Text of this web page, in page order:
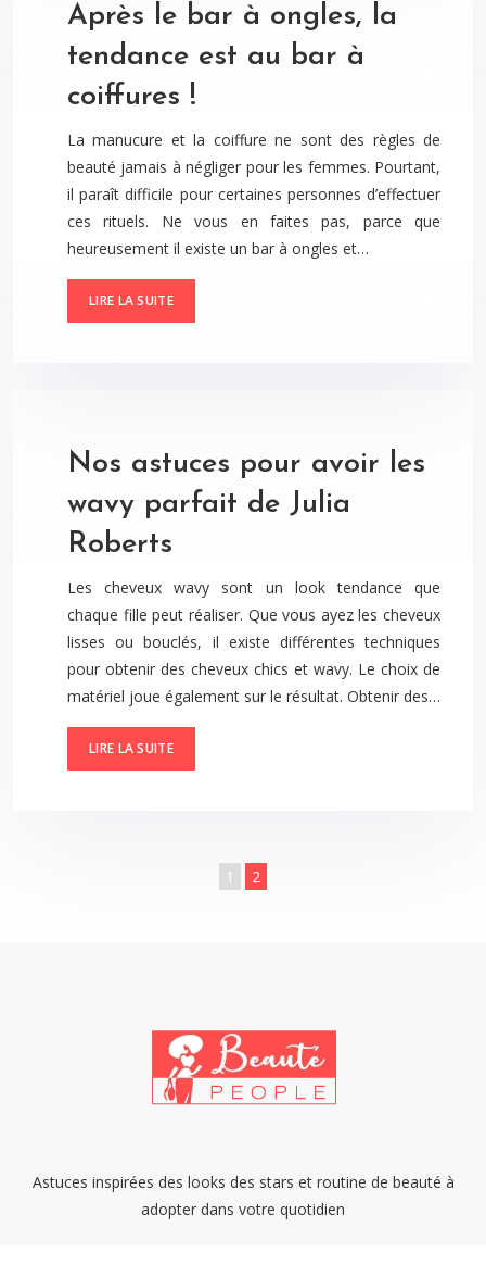
Après le bar à ongles, la
tendance est au bar à
coiffures !
La manucure et la coiffure ne sont des règles de
beauté jamais à négliger pour les femmes. Pourtant,
il paraît difficile pour certaines personnes d’effectuer
ces rituels. Ne vous en faites pas, parce que
heureusement il existe un bar à ongles et…
LIRE LA SUITE
Nos astuces pour avoir les
wavy parfait de Julia
Roberts
Les cheveux wavy sont un look tendance que
chaque fille peut réaliser. Que vous ayez les cheveux
lisses ou bouclés, il existe différentes techniques
pour obtenir des cheveux chics et wavy. Le choix de
matériel joue également sur le résultat. Obtenir des…
LIRE LA SUITE
1 2
Astuces inspirées des looks des stars et routine de beauté à
adopter dans votre quotidien